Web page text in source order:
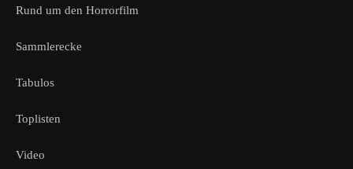
Rund um den Horrorfilm
Sammlerecke
Tabulos
Toplisten
Video